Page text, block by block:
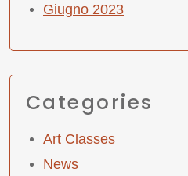
Giugno 2023
Categories
Art Classes
News